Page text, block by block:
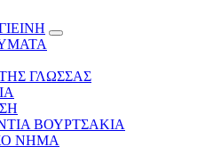
ΓΛΩΣΣΑΣ
ΒΟΥΡΤΣΑΚΙΑ
ΝΗΜΑ